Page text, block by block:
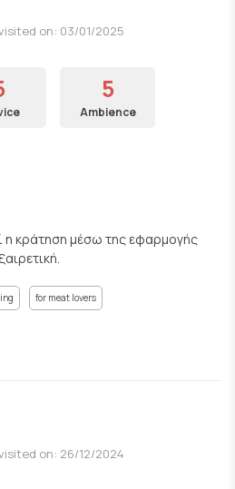
on: 03/01/2025
5
Ambience
η κράτηση μέσω της εφαρμογής
for meat lovers
on: 26/12/2024